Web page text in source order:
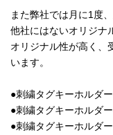
また弊社では月に1度
他社にはないオリジナ
オリジナル性が高く、
います。
●刺繍タグキーホルダ
●刺繍タグキーホルダ
●刺繍タグキーホルダ